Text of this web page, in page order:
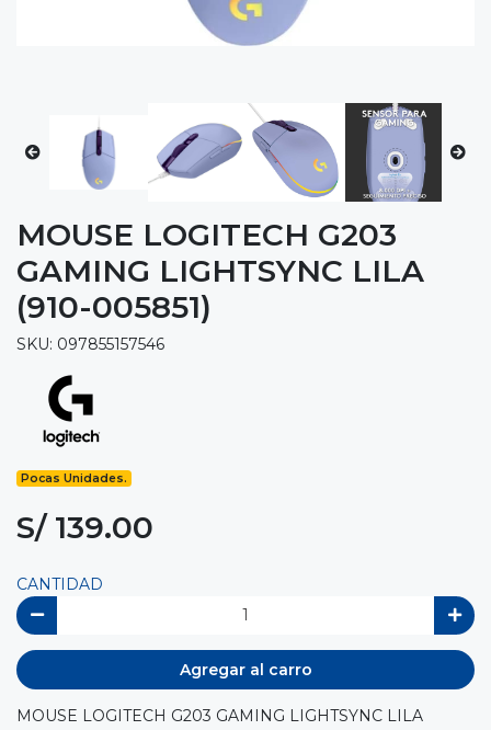
MOUSE LOGITECH G203
GAMING LIGHTSYNC LILA
(910-005851)
SKU: 097855157546
Pocas Unidades.
S/ 139.00
CANTIDAD
Agregar al carro
MOUSE LOGITECH G203 GAMING LIGHTSYNC LILA